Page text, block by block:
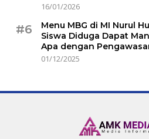
16/01/2026
#6
Menu MBG di MI Nurul
Siswa Diduga Dapat
Apa dengan
01/12/2025